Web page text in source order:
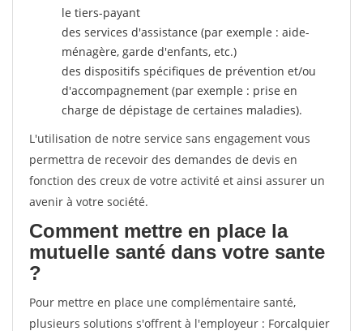
le tiers-payant
des services d'assistance (par exemple : aide-
ménagère, garde d'enfants, etc.)
des dispositifs spécifiques de prévention et/ou
d'accompagnement (par exemple : prise en
charge de dépistage de certaines maladies).
L'utilisation de notre service sans engagement vous
permettra de recevoir des demandes de devis en
fonction des creux de votre activité et ainsi assurer un
avenir à votre société.
Comment mettre en place la
mutuelle santé dans votre sante
?
Pour mettre en place une complémentaire santé,
plusieurs solutions s'offrent à l'employeur : Forcalquier